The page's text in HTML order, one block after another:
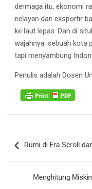
dermaga itu, ekonomi
nelayan dan eksportir
ke laut lepas. Dan di
wajahnya: sebuah kota
tapi menyambung
Penulis adalah Dosen
posRumi di Era Scroll
Menghitung